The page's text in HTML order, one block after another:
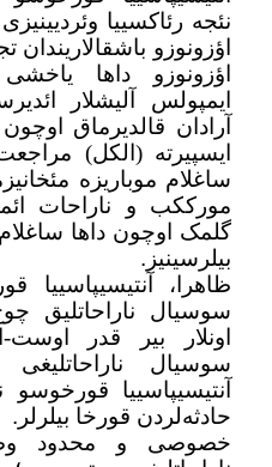
نئجه رئاکسییا
اؤزونوزو باشقالاریندان
اؤزونوزو داها
ایمپولس آلیشلار
آرادان قالدیرماق
ایسپیرته (الکل)
ساغلام موباریزه
مورککب و ناراحات
گلمک اوچون داها ساغلام و
بیلرسینیز .
ظاهرا، آنتیسیپاسییا
سوسیال ناراحاتلیق
اونلار بیر قدر
سوسیال ناراحاتلیغی
آنتیسیپاسییا قورخوسو
حادثه‌لردن قورخا بیلرلر .
خصوصی و محدود